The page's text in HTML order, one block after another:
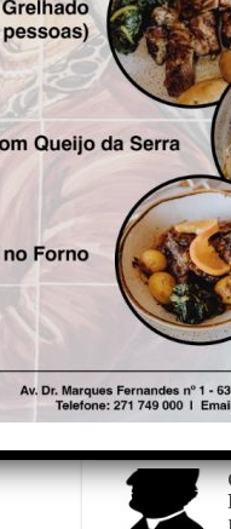
Freitas do
5 de Agosto de
João Dinis